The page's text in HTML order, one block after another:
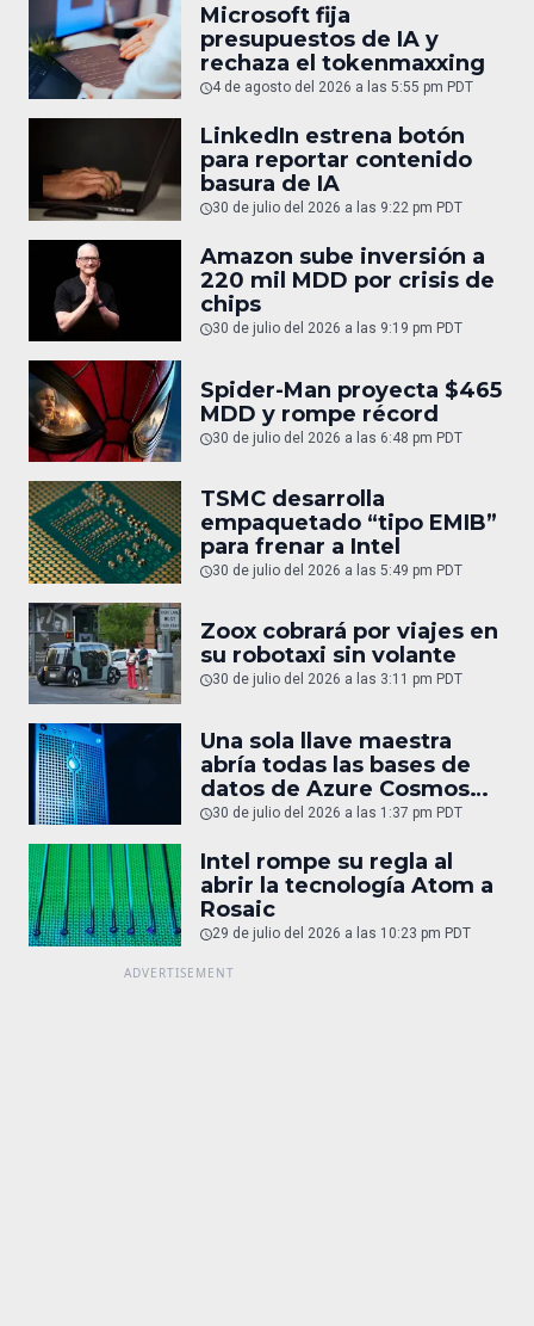
Microsoft fija
presupuestos de IA y
rechaza el tokenmaxxing
4 de agosto del 2026 a las 5:55 pm PDT
LinkedIn estrena botón
para reportar contenido
basura de IA
30 de julio del 2026 a las 9:22 pm PDT
Amazon sube inversión a
220 mil MDD por crisis de
chips
30 de julio del 2026 a las 9:19 pm PDT
Spider-Man proyecta $465
MDD y rompe récord
30 de julio del 2026 a las 6:48 pm PDT
TSMC desarrolla
empaquetado “tipo EMIB”
para frenar a Intel
30 de julio del 2026 a las 5:49 pm PDT
Zoox cobrará por viajes en
su robotaxi sin volante
30 de julio del 2026 a las 3:11 pm PDT
Una sola llave maestra
abría todas las bases de
datos de Azure Cosmos
DB
30 de julio del 2026 a las 1:37 pm PDT
Intel rompe su regla al
abrir la tecnología Atom a
Rosaic
29 de julio del 2026 a las 10:23 pm PDT